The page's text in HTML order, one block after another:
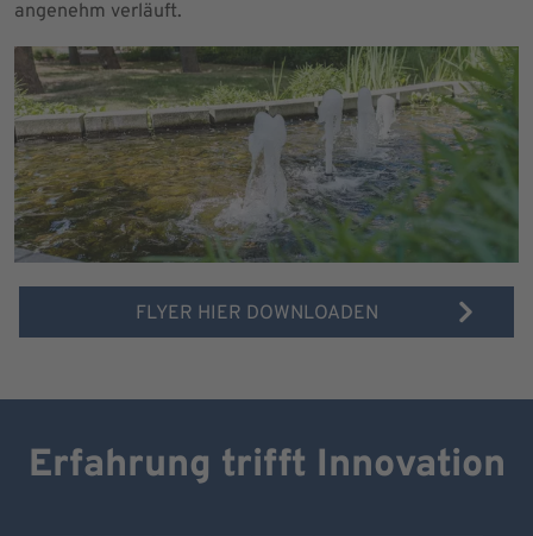
angenehm verläuft.
FLYER HIER DOWNLOADEN
Erfahrung trifft Innovation